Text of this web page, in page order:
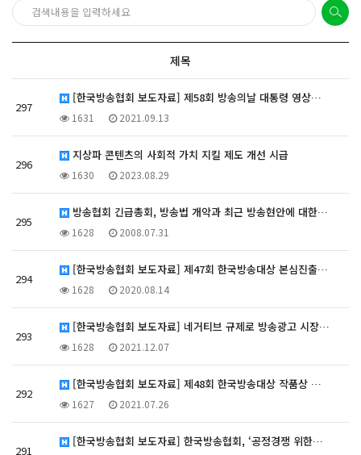
제목
297
[한국방송협회 보도자료] 제58회 방송의날 대통령 영상…
1631 2021.09.13
296
지상파 콘텐츠의 사회적 가치 지킬 제도 개선 시급
1630 2023.08.29
295
방송협회 긴급총회, 방송법 개악과 최근 방송현안에 대한…
1628 2008.07.31
294
[한국방송협회 보도자료] 제47회 한국방송대상 본심진출…
1628 2020.08.14
293
[한국방송협회 보도자료] 네거티브 규제로 방송광고 시장…
1628 2021.12.07
292
[한국방송협회 보도자료] 제48회 한국방송대상 작품상 …
1627 2021.07.26
291
[한국방송협회 보도자료] 한국방송협회, ‘공정경쟁 위한…